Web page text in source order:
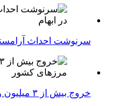
سرنوشت احداث
خروج بیش از ۳ میلیون و ۳۵۲ هزار زائر از مرزهای کشور